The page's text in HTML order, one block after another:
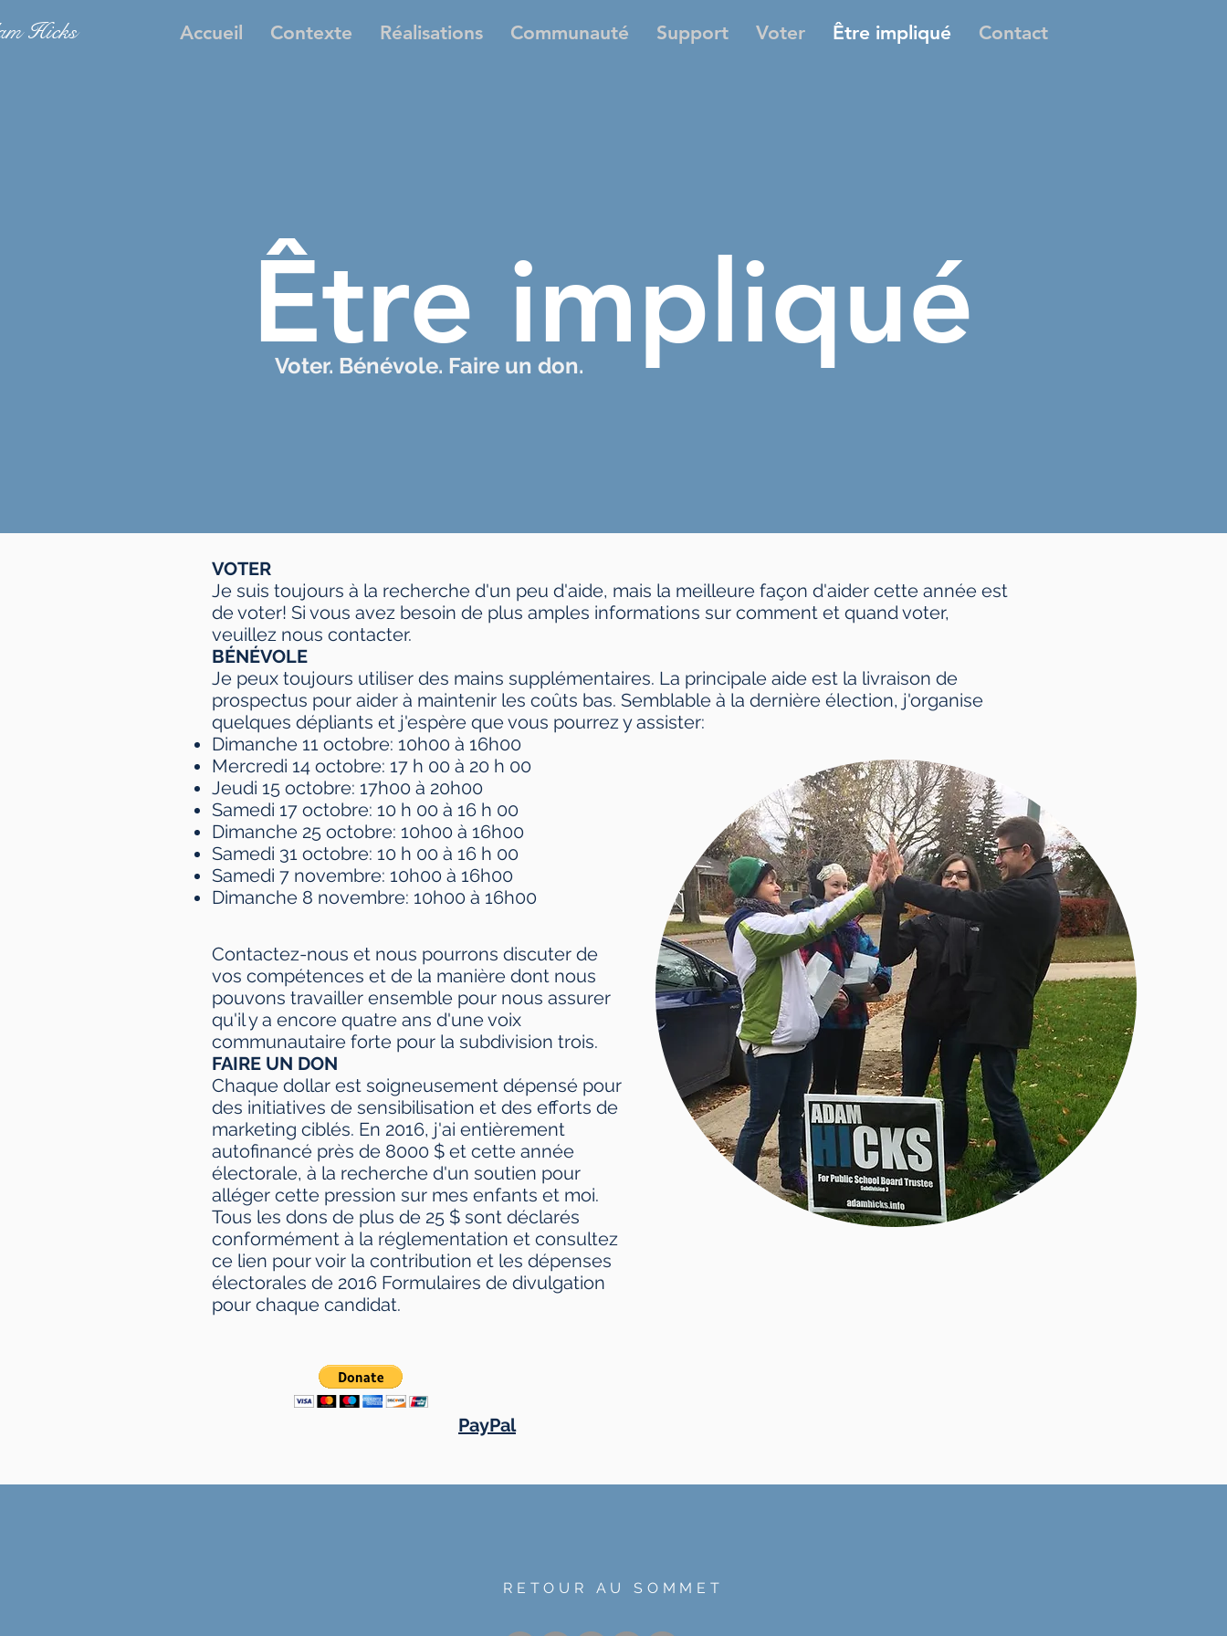
Hicks Accueil Contexte Réalisations Communauté Support Voter Être impliqué Contact
Être impliqué
Voter. Bénévole. Faire un don.
Contactez-nous et nous pourrons discuter de
vos compétences et de la manière dont nous
pouvons travailler ensemble pour nous assurer
qu'il y a encore quatre ans d'une voix
communautaire forte pour la subdivision trois.
FAIRE UN DON
Chaque dollar est soigneusement dépensé pour
des initiatives de sensibilisation et des efforts de
marketing ciblés. En 2016, j'ai entièrement
autofinancé près de 8000 $ et cette année
électorale, à la recherche d'un soutien pour
alléger cette pression sur mes enfants et moi.
Tous les dons de plus de 25 $ sont déclarés
conformément à la réglementation et consultez
ce lien pour voir la contribution et les dépenses
électorales de 2016 Formulaires de divulgation
pour chaque candidat.
PayPal
VOTER
Je suis toujours à la recherche d'un peu d'aide, mais la meilleure façon d'aider cette année est
de voter! Si vous avez besoin de plus amples informations sur comment et quand voter,
veuillez nous contacter.
BÉNÉVOLE
Je peux toujours utiliser des mains supplémentaires. La principale aide est la livraison de
prospectus pour aider à maintenir les coûts bas. Semblable à la dernière élection, j'organise
quelques dépliants et j'espère que vous pourrez y assister:
Dimanche 11 octobre: ​​10h00 à 16h00
Mercredi 14 octobre: ​​17 h 00 à 20 h 00
Jeudi 15 octobre: ​​17h00 à 20h00
Samedi 17 octobre: ​​10 h 00 à 16 h 00
Dimanche 25 octobre: ​​10h00 à 16h00
Samedi 31 octobre: ​​10 h 00 à 16 h 00
Samedi 7 novembre: 10h00 à 16h00
Dimanche 8 novembre: 10h00 à 16h00
RETOUR AU SOMMET